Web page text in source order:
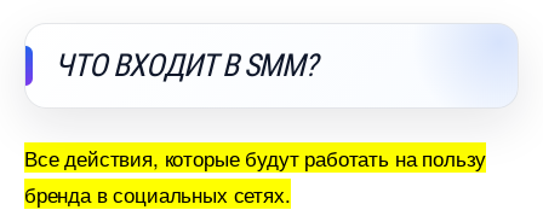
ЧТО ВХОДИТ В SMM?
се действия, которые будут работать на пользу
ренда в социальных сетях.